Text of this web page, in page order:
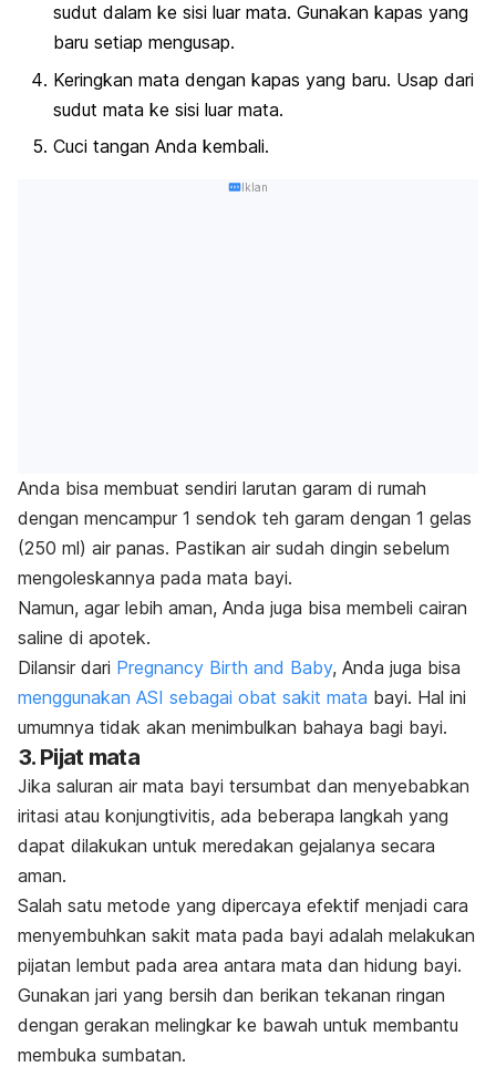
sudut dalam ke sisi luar mata. Gunakan kapas yang
baru setiap mengusap.
Keringkan mata dengan kapas yang baru. Usap dari
sudut mata ke sisi luar mata.
Cuci tangan Anda kembali.
Iklan
Anda bisa membuat sendiri larutan garam di rumah
dengan mencampur 1 sendok teh garam dengan 1 gelas
(250 ml) air panas. Pastikan air sudah dingin sebelum
mengoleskannya pada mata bayi.
Namun, agar lebih aman, Anda juga bisa membeli cairan
saline di apotek.
Dilansir dari Pregnancy Birth and Baby, Anda juga bisa
menggunakan ASI sebagai obat sakit mata bayi. Hal ini
umumnya tidak akan menimbulkan bahaya bagi bayi.
3. Pijat mata
Jika saluran air mata bayi tersumbat dan menyebabkan
iritasi atau konjungtivitis, ada beberapa langkah yang
dapat dilakukan untuk meredakan gejalanya secara
aman.
Salah satu metode yang dipercaya efektif menjadi cara
menyembuhkan sakit mata pada bayi adalah melakukan
pijatan lembut pada area antara mata dan hidung bayi.
Gunakan jari yang bersih dan berikan tekanan ringan
dengan gerakan melingkar ke bawah untuk membantu
membuka sumbatan.